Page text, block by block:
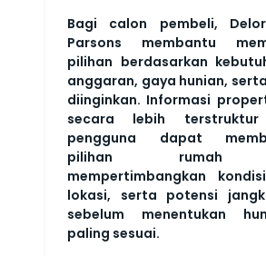
Bagi calon pembeli,
Parsons membantu
pilihan berdasarkan
anggaran, gaya hunian,
diinginkan. Informasi
secara lebih terstruktur
pengguna dapat
pilihan rumah
mempertimbangkan
lokasi, serta potensi
sebelum menentukan
paling sesuai.